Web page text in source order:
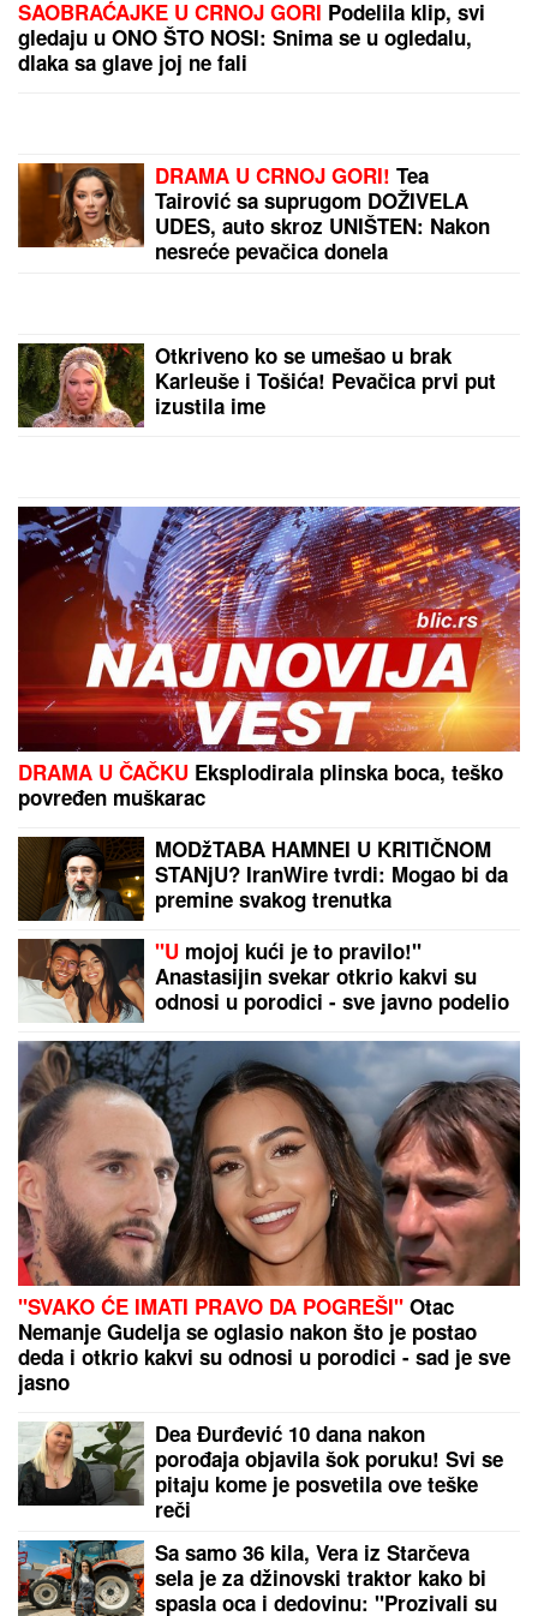
Dnevni horoskop za subotu, 8. avgust: Škorpija
brine zbog DVOSMISLENE PORUKE, a NJIMA će
teško pasti emotivna opomena
"DRAGANE, USKLADI AMBICIJE SA
SVOJOM KONDICIJOM I
MUNICIJOM"Jovana Jeremić
prozvala bivšeg i njegovu verenicu, a
PEVAČICA IMA 54. GODINE I
NIJEDNU ESTETSKU OPERACIJU
Pokazala lice bez trunke šminke:
TEA TAIROVIĆ SE OGLASILA NAKON
SAOBRAĆAJKE U CRNOJ GORI
gledaju u ONO ŠTO NOSI: Snima se u ogledalu,
dlaka sa glave joj ne fali
DRAMA U CRNOJ GORI!Tea
Tairović sa suprugom DOŽIVELA
nesreće pevačica donela
neočekivanu odluku
Otkriveno ko se umešao u brak
Karleuše i Tošića! Pevačica prvi put
izustila ime
DRAMA U ČAČKUEksplodirala plinska boca, teško
povređen muškarac